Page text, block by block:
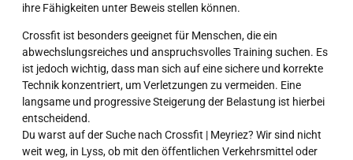
ihre Fähigkeiten unter Beweis stellen können.
Crossfit ist besonders geeignet für Menschen, die ein
abwechslungsreiches und anspruchsvolles Training suchen. Es
ist jedoch wichtig, dass man sich auf eine sichere und korrekte
Technik konzentriert, um Verletzungen zu vermeiden. Eine
langsame und progressive Steigerung der Belastung ist hierbei
entscheidend.
Du warst auf der Suche nach Crossfit | Meyriez? Wir sind nicht
weit weg, in Lyss, ob mit den öffentlichen Verkehrsmittel oder